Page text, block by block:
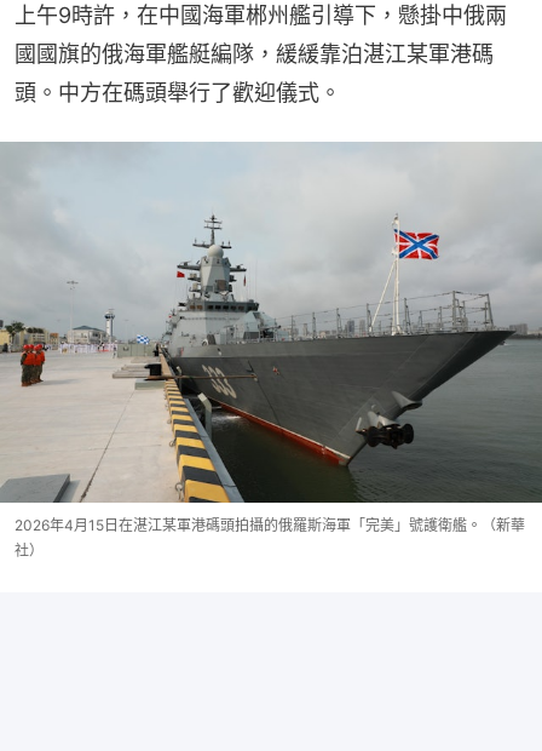
上午9時許，在中國海軍郴州艦引導下，懸掛中俄兩
國國旗的俄海軍艦艇編隊，緩緩靠泊湛江某軍港碼
頭。中方在碼頭舉行了歡迎儀式。
2026年4月15日在湛江某軍港碼頭拍攝的俄羅斯海軍「完美」號護衛艦。（新華
社）